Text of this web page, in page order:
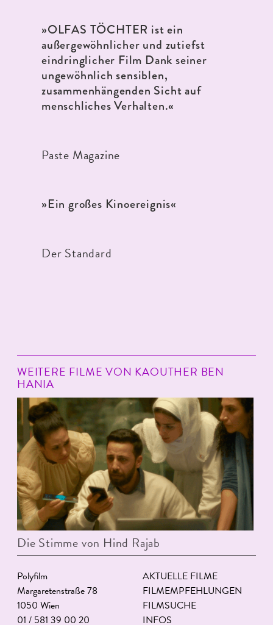
»OLFAS TÖCHTER ist ein
außergewöhnlicher und zutiefst
eindringlicher Film Dank seiner
ungewöhnlich sensiblen,
zusammenhängenden Sicht auf
menschliches Verhalten.«
Paste Magazine
»Ein großes Kinoereignis«
Der Standard
WEITERE FILME VON KAOUTHER BEN
HANIA
Die Stimme von Hind Rajab
Polyfilm
Margaretenstraße 78
1050 Wien
01 / 581 39 00 20
AKTUELLE FILME
FILMEMPFEHLUNGEN
FILMSUCHE
INFOS